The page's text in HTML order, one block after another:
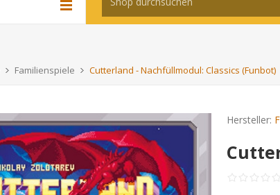
Familienspiele Cutterland - Nachfüllmodul: Classics (Funbot)
Hersteller: